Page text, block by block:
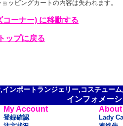
ッピングカートの内容は失われます。
ーナー) に移動する
ップに戻る
インポートランジェリー,コスチュー
インフォメー
My Account
登録確認
About
Lady